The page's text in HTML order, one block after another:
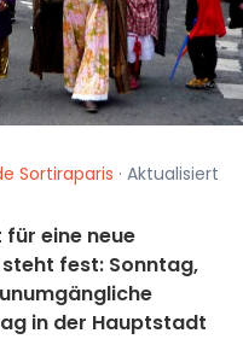
Sortiraparis · Aktualisiert
eine neue
fest: Sonntag,
in der Hauptstadt